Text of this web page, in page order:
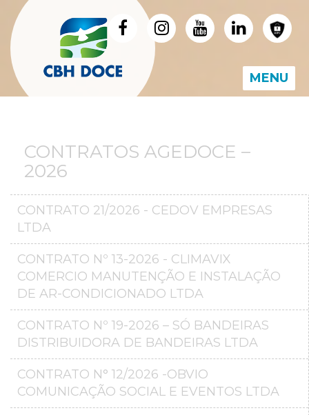
MENU
CONTRATOS AGEDOCE –
2026
CONTRATO 21/2026 - CEDOV EMPRESAS
LTDA
CONTRATO Nº 13-2026 - CLIMAVIX
COMERCIO MANUTENÇÃO E INSTALAÇÃO
DE AR-CONDICIONADO LTDA
CONTRATO Nº 19-2026 – SÓ BANDEIRAS
DISTRIBUIDORA DE BANDEIRAS LTDA
CONTRATO N° 12/2026 -OBVIO
COMUNICAÇÃO SOCIAL E EVENTOS LTDA